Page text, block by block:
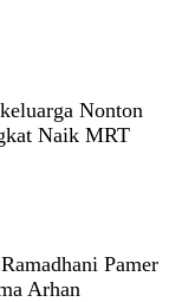
Nonton
Naik MRT
Pamer
Arhan